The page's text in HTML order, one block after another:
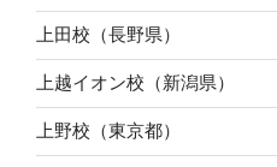
上田校（長野県）
上越イオン校（新潟県）
上野校（東京都）